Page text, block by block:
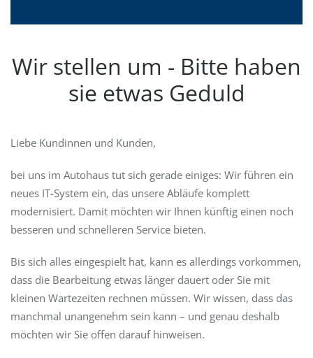
Wir stellen um - Bitte haben
sie etwas Geduld
Liebe Kundinnen und Kunden,
bei uns im Autohaus tut sich gerade einiges: Wir führen ein
neues IT-System ein, das unsere Abläufe komplett
modernisiert. Damit möchten wir Ihnen künftig einen noch
besseren und schnelleren Service bieten.
Bis sich alles eingespielt hat, kann es allerdings vorkommen,
dass die Bearbeitung etwas länger dauert oder Sie mit
kleinen Wartezeiten rechnen müssen. Wir wissen, dass das
manchmal unangenehm sein kann – und genau deshalb
möchten wir Sie offen darauf hinweisen.